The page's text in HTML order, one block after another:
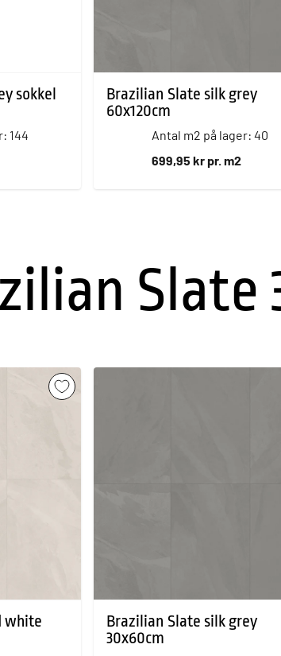
sokkel
144
Brazilian Slate silk grey
60x120cm
Antal m2 på lager: 40
699,95 kr pr. m2
white
Brazilian Slate silk grey
30x60cm